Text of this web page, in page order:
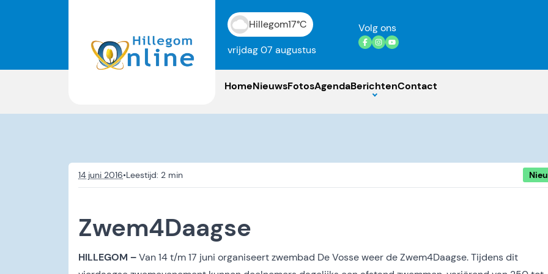
Hillegom17°C
vrijdag 07 augustus
Volg ons
HomeNieuwsFotosAgendaBerichtenContact
14 juni 2016•
Zwem4Daagse
HILLEGOM –Van 14 t/m 17 juni organiseert zwembad De Vosse weer de Zwem4Daagse. Tijdens dit